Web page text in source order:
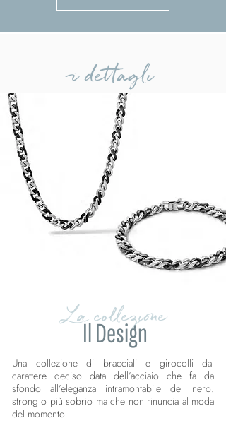
i dettagli
La collezione
Il Design
Una collezione di bracciali e girocolli dal
carattere deciso data dell’acciaio che fa da
sfondo all’eleganza intramontabile del nero:
strong o più sobrio ma che non rinuncia al moda
del momento